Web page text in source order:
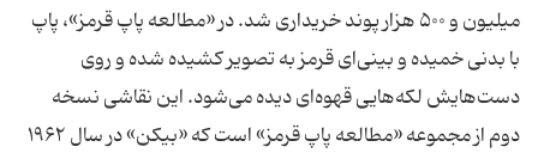
میلیون و ۵۰۰ هزار پوند خریداری شد. در «مطالعه پاپ قرمز»، پاپ
با بدنی خمیده و بینی‌ای قرمز به تصویر کشیده شده و روی
دست‌هایش لکه‌هایی قهوه‌ای دیده می‌شود. این نقاشی نسخه
دوم از مجموعه «مطالعه پاپ قرمز» است که «بیکن» در سال ۱۹۶۲